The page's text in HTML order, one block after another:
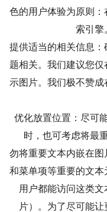
色的用户体验为原则
索引擎
提供适当的相关信息
题相关。我们建议您
示图片。我们极不赞
优化放置位置：尽可
时，也可考虑将最
勿将重要文本内嵌在
和菜单项等重要的文
用户都能访问这类
片）。为了尽可能